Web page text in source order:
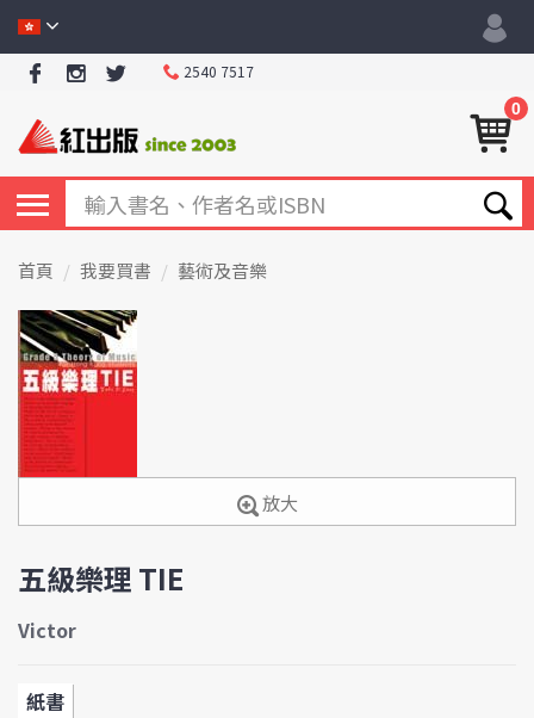
2540 7517
0
首頁 我要買書 藝術及音樂
放大
五級樂理 TIE
Victor
紙書